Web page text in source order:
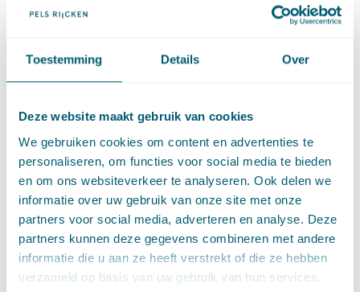
Toestemming Details Over
Deze website maakt gebruik van cookies
We gebruiken cookies om content en advertenties te
personaliseren, om functies voor social media te bieden
en om ons websiteverkeer te analyseren. Ook delen we
informatie over uw gebruik van onze site met onze
partners voor social media, adverteren en analyse. Deze
partners kunnen deze gegevens combineren met andere
informatie die u aan ze heeft verstrekt of die ze hebben
verzameld op basis van uw gebruik van hun services.
“Online gebiedsverbod” burgemeester van
11 juni 2025 · Bob Jaasma en Jules de Kort
Bestuursrecht · Openbare orde en ondermijning
Gepubliceerd in Gemeentestem: Kroniek
openbare orde en ondermijning
7 mei 2025 · Bob Jaasma en Marie-Lise Sluijter
Openbare orde en ondermijning · Bestuursrecht